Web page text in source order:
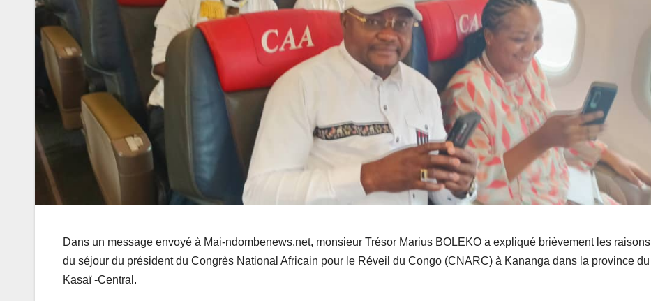
Dans un message envoyé à Mai-ndombenews.net, monsieur Trésor Marius BOLEKO a expliqué brièvement les raisons
du séjour du président du Congrès National Africain pour le Réveil du Congo (CNARC) à Kananga dans la province du
Kasaï -Central.